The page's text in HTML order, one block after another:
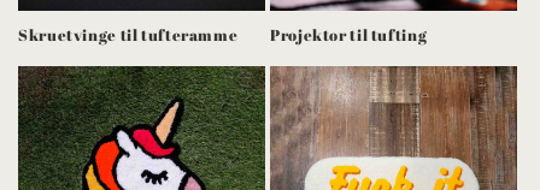
Skruetvinge til tufteramme Projektor til tufting